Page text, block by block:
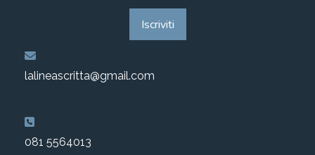
Iscriviti
lalineascritta@gmail.com
081 5564013